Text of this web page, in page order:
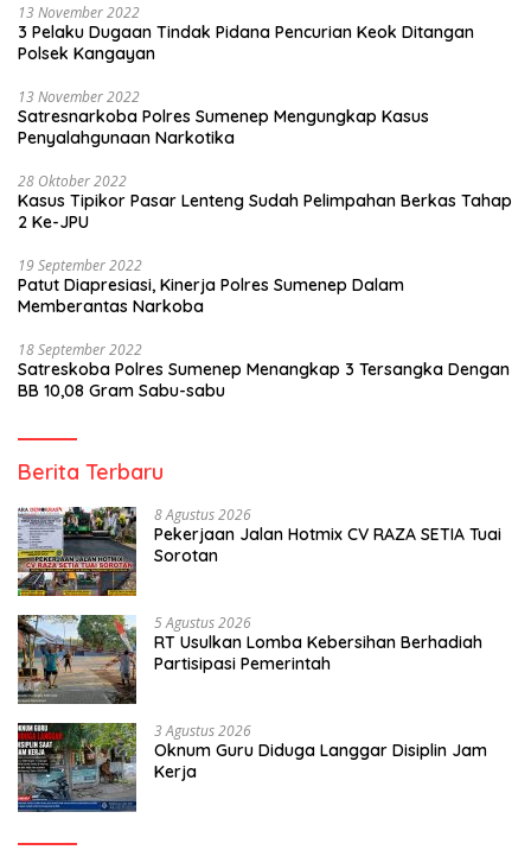
13 November 2022
3 Pelaku Dugaan Tindak Pidana Pencurian Keok Ditangan
Polsek Kangayan
13 November 2022
Satresnarkoba Polres Sumenep Mengungkap Kasus
Penyalahgunaan Narkotika
28 Oktober 2022
Kasus Tipikor Pasar Lenteng Sudah Pelimpahan Berkas Tahap
2 Ke-JPU
19 September 2022
Patut Diapresiasi, Kinerja Polres Sumenep Dalam
Memberantas Narkoba
18 September 2022
Satreskoba Polres Sumenep Menangkap 3 Tersangka Dengan
BB 10,08 Gram Sabu-sabu
Berita Terbaru
8 Agustus 2026
Pekerjaan Jalan Hotmix CV RAZA SETIA Tuai
Sorotan
5 Agustus 2026
RT Usulkan Lomba Kebersihan Berhadiah
Partisipasi Pemerintah
3 Agustus 2026
Oknum Guru Diduga Langgar Disiplin Jam
Kerja